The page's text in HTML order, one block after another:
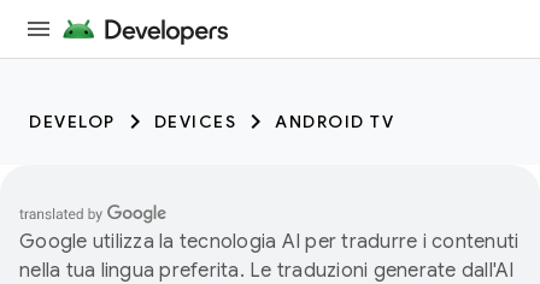
DEVELOP DEVICES ANDROID TV
Google utilizza la tecnologia AI per tradurre i contenuti
nella tua lingua preferita. Le traduzioni generate dall'AI